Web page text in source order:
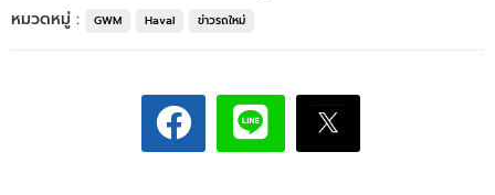
หมวดหมู่ :
GWM Haval ข่าวรถใหม่